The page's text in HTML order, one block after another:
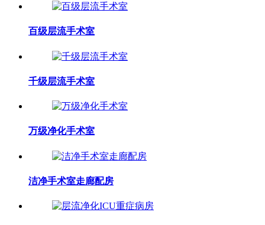
百级层流手术室
千级层流手术室
万级净化手术室
洁净手术室走廊配房